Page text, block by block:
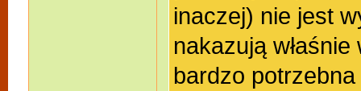
inaczej) nie jest
nakazują
bardzo